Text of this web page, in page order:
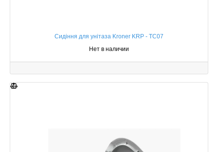
Сидіння для унітаза Kroner KRP - ТС07
Нет в наличии